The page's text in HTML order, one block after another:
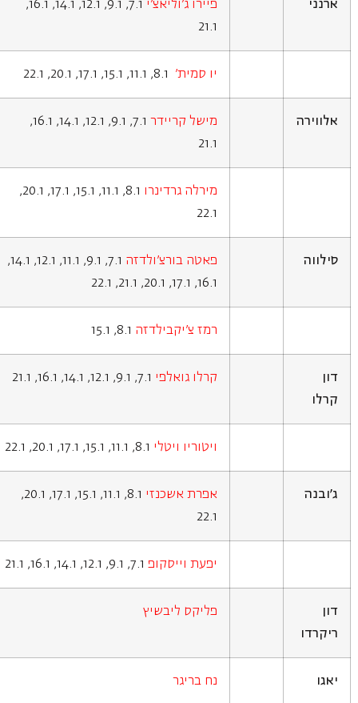
ארנני פיירו ג'וליאצ'י
7.1, 9.1, 12.1, 14.1, 16.1,
21.1
יו סמית'
אלווירה מישל קריידר
7.1, 9.1, 12.1, 14.1, 16.1,
21.1
מירלה גרדינרו
8.1, 11.1, 15.1, 17.1, 20.1,
22.1
סילווה פאטה בורצ'ולדזה
7.1, 9.1, 11.1, 12.1, 14.1,
16.1, 17.1, 20.1, 21.1, 22.1
רמז צ'יקבילדזה
דון
קרלו
קרלו גואלפי
ויטוריו ויטלי
ג'ובנה אפרת אשכנזי
8.1, 11.1, 15.1, 17.1, 20.1,
22.1
יפעת וייסקופ7.1, 9.1, 12.1, 14.1, 16.1, 21.1
דון
ריקרדו
פליקס ליבשיץ
יאגו נח בריגר